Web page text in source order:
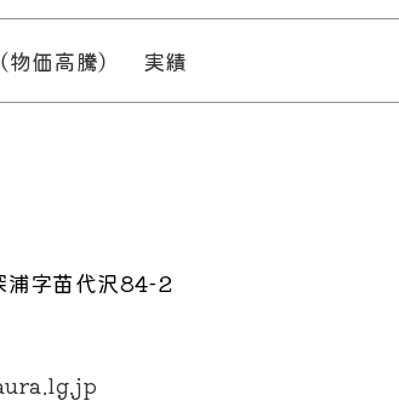
物価高騰） 実績
浦字苗代沢84-2